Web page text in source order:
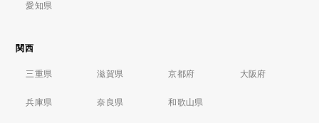
愛知県
関西
三重県 滋賀県 京都府 大阪府
兵庫県 奈良県 和歌山県